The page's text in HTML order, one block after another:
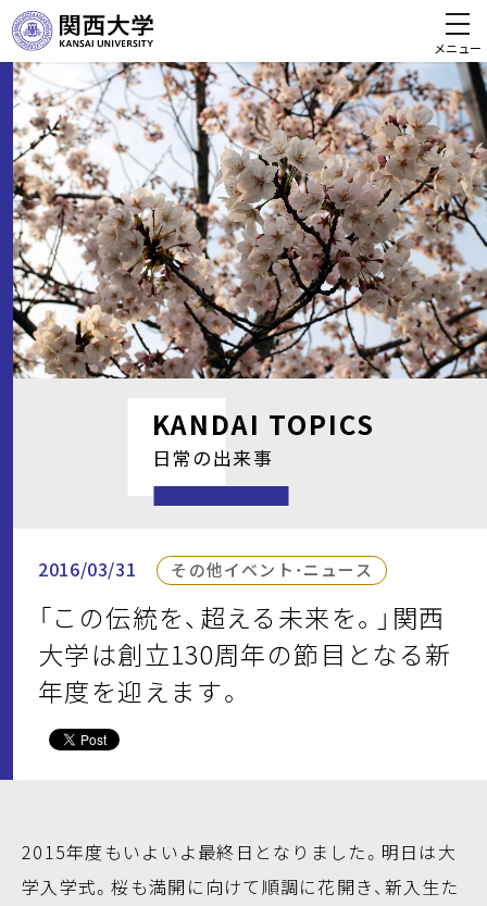
メニュー
KANDAI TOPICS
日常の出来事
2016/03/31 その他イベント・ニュース
「この伝統を、超える未来を。」関西
大学は創立130周年の節目となる新
年度を迎えます。
2015年度もいよいよ最終日となりました。明日は大
学入学式。桜も満開に向けて順調に花開き、新入生た